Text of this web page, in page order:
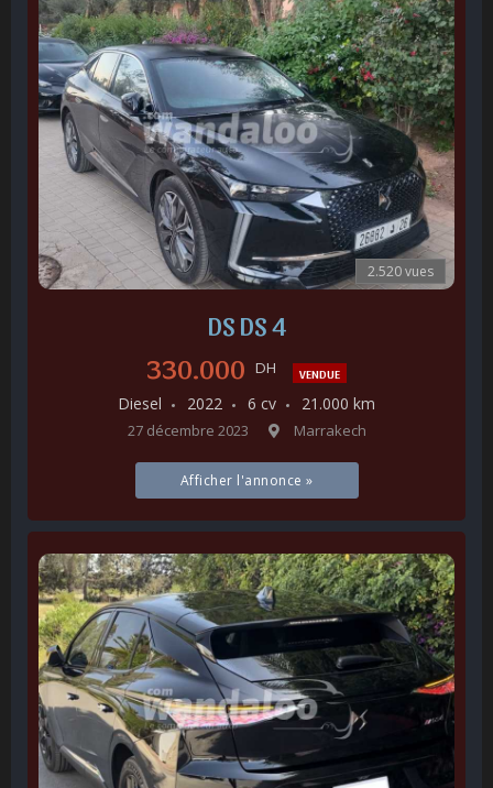
2.520 vues
DS DS 4
330.000 DH VENDUE
Diesel 2022 6 cv 21.000 km
27 décembre 2023 Marrakech
Afficher l'annonce »